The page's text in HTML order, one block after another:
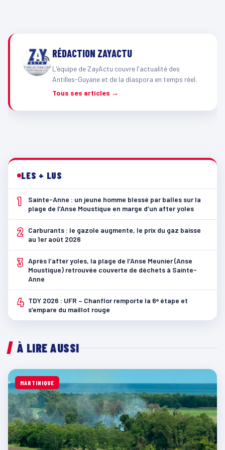
RÉDACTION ZAYACTU
L'équipe de ZayActu couvre l'actualité des
Antilles-Guyane et de la diaspora en temps réel.
Tous ses articles →
LES + LUS
1
Sainte-Anne : un jeune homme blessé par balles sur la
plage de l’Anse Moustique en marge d’un after yoles
2
Carburants : le gazole augmente, le prix du gaz baisse
au 1er août 2026
3 Après l’after yoles, la plage de l’Anse Meunier (Anse
Moustique) retrouvée couverte de déchets à Sainte-
Anne
4 TDY 2026 : UFR – Chanflor remporte la 6ᵉ étape et
s’empare du maillot rouge
À LIRE AUSSI
MARTINIQUE